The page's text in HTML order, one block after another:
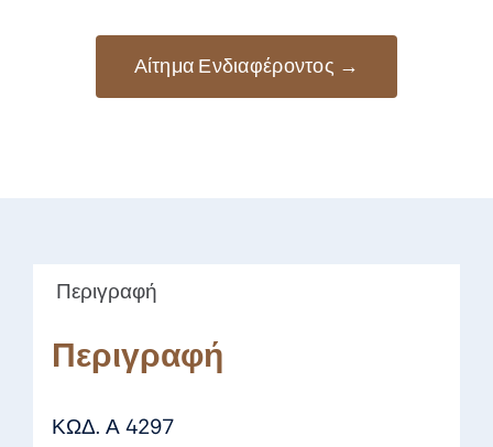
Αίτημα Ενδιαφέροντος →
Περιγραφή
Περιγραφή
ΚΩΔ. Α 4297